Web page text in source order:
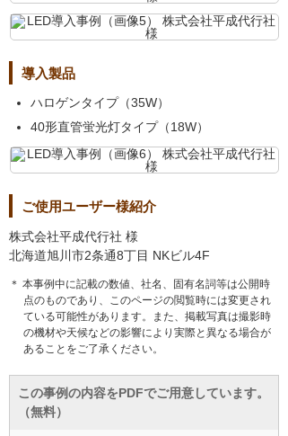
導入製品
ハロゲンタイプ（35W）
40形直管蛍光灯タイプ（18W）
ご使用ユーザー様紹介
株式会社平成代行社 様
北海道旭川市2条通8丁目 NKビル4F
＊ 本事例中に記載の数値、社名、固有名詞等は公開時
点のものであり、このページの閲覧時には変更され
ている可能性があります。また、掲載写真は撮影時
の機材や天候などの影響により実際と異なる場合が
あることをご了承ください。
この事例の内容をPDFでご用意しています。
（無料）